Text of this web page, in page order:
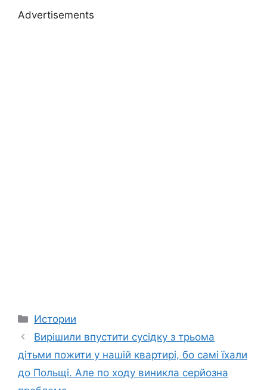
Advertisements
Categories
Истории
Вирішили впустити сусідку з трьома
дітьми пожити у нашій квартирі, бо самі їхали
до Польщі. Але по ходу виникла серйозна